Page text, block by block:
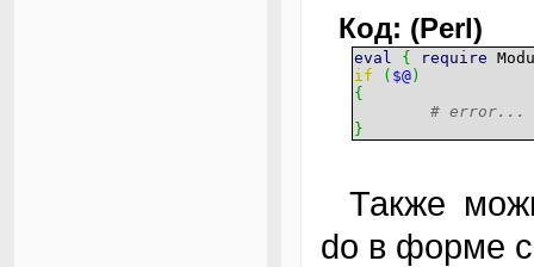
Код: (Perl)
eval { require
if
( $@ )
{
# error...
}
Также можно обратить внимание на команду
do в форме